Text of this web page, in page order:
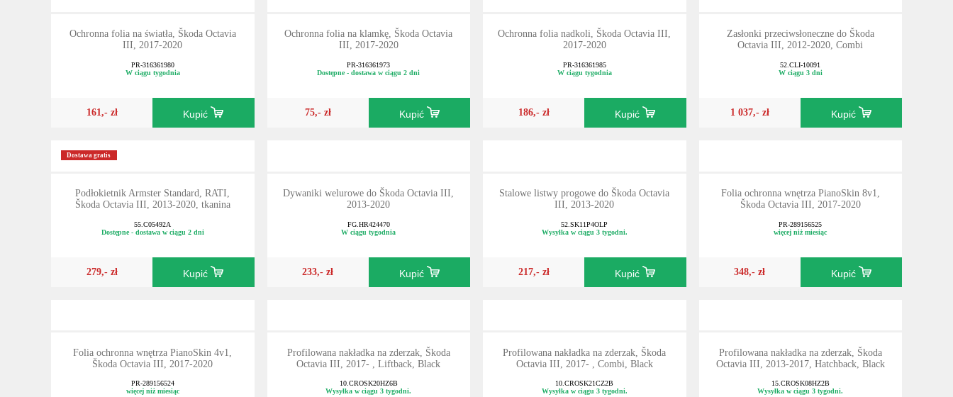
Ochronna folia na światła, Škoda Octavia
III, 2017-2020
PR-316361980
W ciągu tygodnia
161,- zł Kupić
Ochronna folia na klamkę, Škoda Octavia
III, 2017-2020
PR-316361973
Dostępne - dostawa w ciągu 2 dni
75,- zł Kupić
Ochronna folia nadkoli, Škoda Octavia III,
2017-2020
PR-316361985
W ciągu tygodnia
186,- zł Kupić
Zasłonki przeciwsłoneczne do Škoda
Octavia III, 2012-2020, Combi
52.CLI-10091
W ciągu 3 dni
1 037,- zł Kupić
Dostawa gratis
Podłokietnik Armster Standard, RATI,
Škoda Octavia III, 2013-2020, tkanina
55.C05492A
Dostępne - dostawa w ciągu 2 dni
279,- zł Kupić
Dywaniki welurowe do Škoda Octavia III,
2013-2020
FG.HR424470
W ciągu tygodnia
233,- zł Kupić
Stalowe listwy progowe do Škoda Octavia
III, 2013-2020
52.SK11P4OLP
Wysyłka w ciągu 3 tygodni.
217,- zł Kupić
Folia ochronna wnętrza PianoSkin 8v1,
Škoda Octavia III, 2017-2020
PR-289156525
więcej niż miesiąc
348,- zł Kupić
Folia ochronna wnętrza PianoSkin 4v1,
Škoda Octavia III, 2017-2020
PR-289156524
więcej niż miesiąc
Profilowana nakładka na zderzak, Škoda
Octavia III, 2017- , Liftback, Black
10.CROSK20HZ6B
Wysyłka w ciągu 3 tygodni.
Profilowana nakładka na zderzak, Škoda
Octavia III, 2017- , Combi, Black
10.CROSK21CZ2B
Wysyłka w ciągu 3 tygodni.
Profilowana nakładka na zderzak, Škoda
Octavia III, 2013-2017, Hatchback, Black
15.CROSK08HZ2B
Wysyłka w ciągu 3 tygodni.